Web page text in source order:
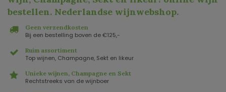
bestellen. Nederlandse wijnwebshop.
Geen verzendkosten
Bij een bestelling boven de €125,-
Ruim assortiment
Top wijnen, Champagne, Sekt en likeur
Unieke wijnen, Champagne en Sekt
Rechtstreeks van de wijnboer